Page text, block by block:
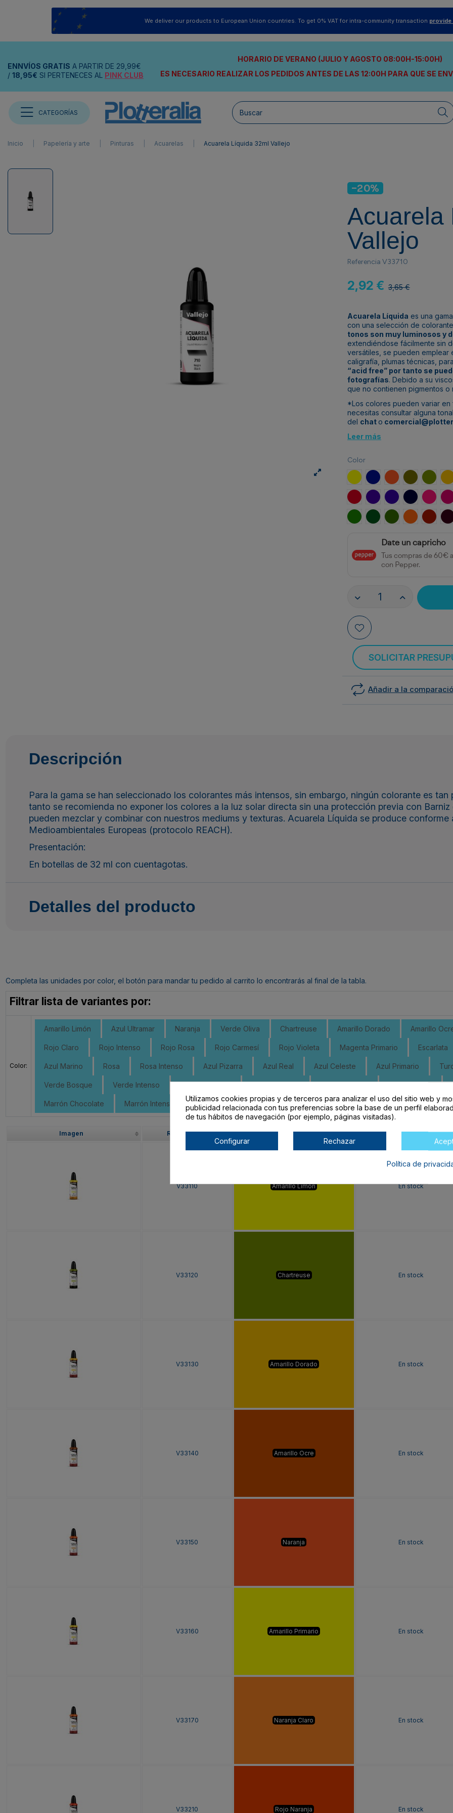
We deliver our products to European Union countries. To get 0% VAT for intra-community transaction provide
ENNVÍOS GRATIS A PARTIR DE 29,99€
/ 18,95€ SI PERTENECES AL PINK CLUB
HORARIO DE VERANO (JULIO Y AGOSTO 08:00H-15:00H)
ES NECESARIO REALIZAR LOS PEDIDOS ANTES DE LAS 12:00H PARA QUE SE
CATEGORÍAS
Inicio Papelería y arte Pinturas Acuarelas Acuarela Líquida 32ml Vallejo
-20%
Acuarela
Vallejo
Referencia V33710
2,92 € 3,65 €
Acuarela Líquida es una
con una selección de
tonos son muy luminosos y
extendiéndose fácilmente sin
versátiles, se pueden emplear
caligrafía, plumas técnicas,
“acid free” por tanto se
fotografías. Debido a su
que no contienen pigmentos
*Los colores pueden variar en
necesitas consultar alguna
del chat o
Leer más
Color
Amarillo Limón
Azul Ultramar
NaranjaVerde Oliva
Rojo Coral
Violeta Violeta AzulAzul Marino
Rosa
Verde Amarillo
Verde Dorado
Oliva Dorada
Marrón
Date un capricho
Tus compras de 60€
con Pepper.
SOLICITAR
Añadir a la
Descripción
Para la gama se han seleccionado los colorantes más intensos, sin embargo, ningún colorante es
tanto se recomienda no exponer los colores a la luz solar directa sin una protección previa con
pueden mezclar y combinar con nuestros mediums y texturas. Acuarela Líquida se produce
Medioambientales Europeas (protocolo REACH).
Presentación:
En botellas de 32 ml con cuentagotas.
Detalles del producto
Completa las unidades por color, el botón para mandar tu pedido al carrito lo encontrarás al final de la tabla.
Filtrar lista de variantes por:
Color:
Amarillo Limón Azul Ultramar Naranja Verde Oliva Chartreuse Amarillo Dorado Amarillo
Rojo Claro Rojo Intenso Rojo Rosa Rojo Carmesí Rojo Violeta Magenta Primario Escarlata
Azul Marino Rosa Rosa Intenso Azul Pizarra Azul Real Azul Celeste Azul Primario
Verde Bosque Verde Intenso Verde Claro Ac Verde Amarillo Verde Dorado Oliva Dorada
Marrón Chocolate Marrón Intenso Sepia Marrón Naranja Negro Gris Claro Gris Medio Ac
Imagen Referencia Color Disponibilidad
V33110 Amarillo Limón En stock
V33120 Chartreuse En stock
V33130 Amarillo Dorado En stock
V33140 Amarillo Ocre En stock
V33150 Naranja En stock
V33160 Amarillo Primario En stock
V33170 Naranja Claro En stock
V33210 Rojo Naranja En stock
Utilizamos cookies propias y de terceros para analizar el uso del sitio web y
publicidad relacionada con tus preferencias sobre la base de un perfil
de tus hábitos de navegación (por ejemplo, páginas visitadas).
Configurar Rechazar
Política de